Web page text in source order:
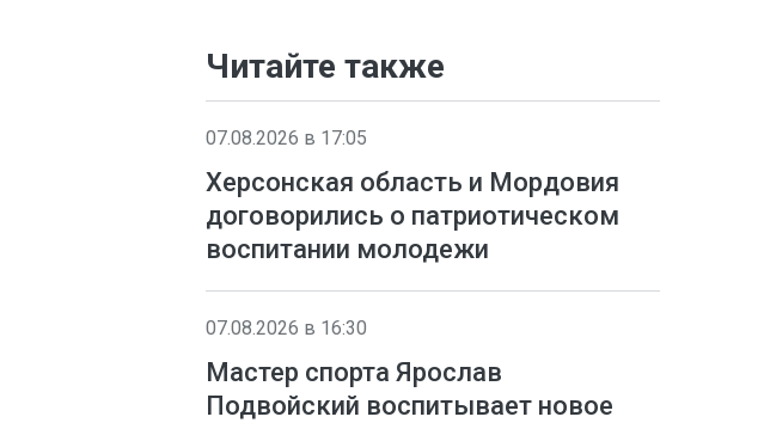
Читайте также
07.08.2026 в 17:05
Херсонская область и Мордовия
договорились о патриотическом
воспитании молодежи
07.08.2026 в 16:30
Мастер спорта Ярослав
Подвойский воспитывает новое